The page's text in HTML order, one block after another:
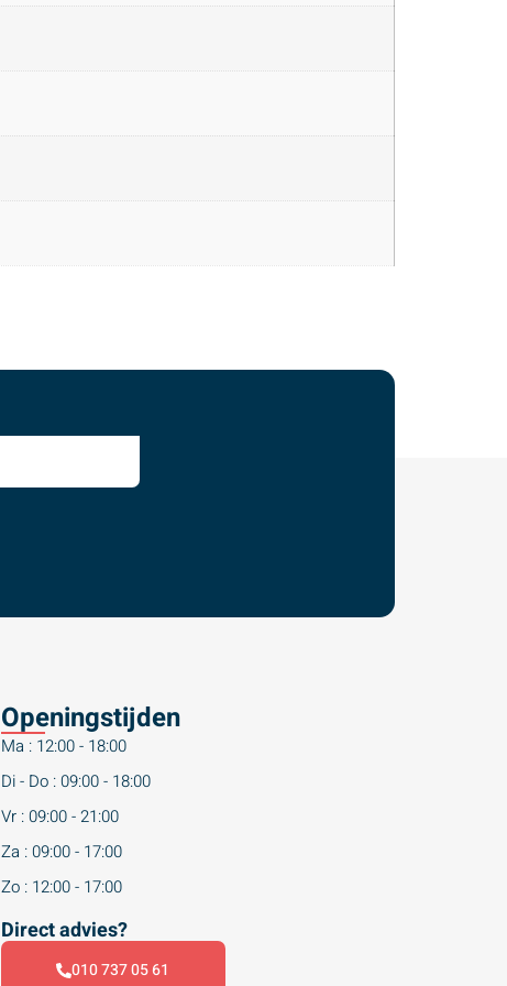
Openingstijden
Ma : 12:00 - 18:00
Di - Do : 09:00 - 18:00
Vr : 09:00 - 21:00
Za : 09:00 - 17:00
Zo : 12:00 - 17:00
Direct advies?
010 737 05 61